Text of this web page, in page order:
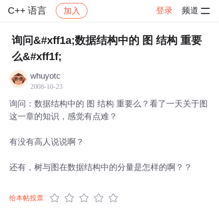
C++ 语言 加入 登录 频道
社区 C++ 语言 帖子详情
询问&#xff1a;数据结构中的 图 结构 重要
么&#xff1f;
whuyotc
2008-10-23
询问：数据结构中的 图 结构 重要么？看了一天关于图
这一章的知识，感觉有点难？
有没有高人说说啊？
还有，树与图在数据结构中的分量是怎样的啊？？
给本帖投票